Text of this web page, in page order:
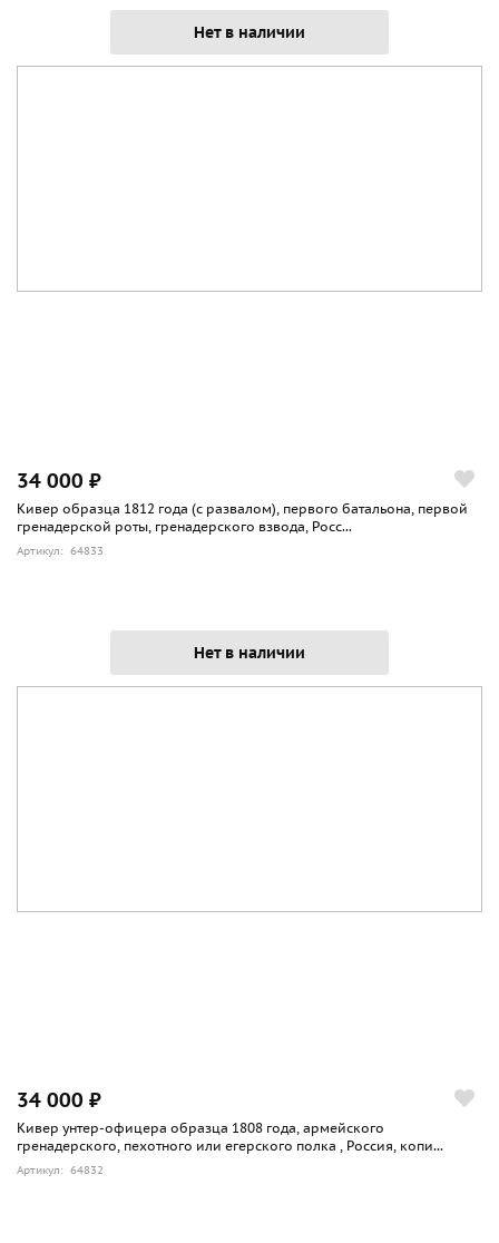
Нет в наличии
34 000 ₽
Кивер образца 1812 года (с развалом), первого батальона, первой
гренадерской роты, гренадерского взвода, Росс...
Артикул: 64833
Нет в наличии
34 000 ₽
Кивер унтер-офицера образца 1808 года, армейского
гренадерского, пехотного или егерского полка , Россия, копи...
Артикул: 64832